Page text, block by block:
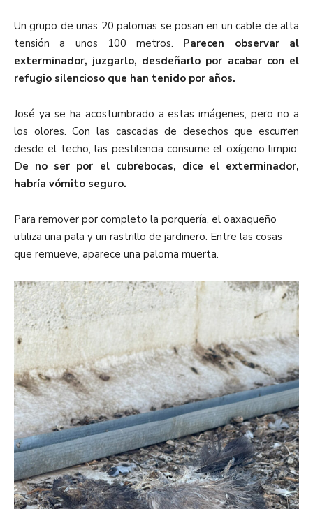
Un grupo de unas 20 palomas se posan en un cable de alta
tensión a unos 100 metros. Parecen observar al
exterminador, juzgarlo, desdeñarlo por acabar con el
refugio silencioso que han tenido por años.
José ya se ha acostumbrado a estas imágenes, pero no a
los olores. Con las cascadas de desechos que escurren
desde el techo, las pestilencia consume el oxígeno limpio.
De no ser por el cubrebocas, dice el exterminador,
habría vómito seguro.
Para remover por completo la porquería, el oaxaqueño
utiliza una pala y un rastrillo de jardinero. Entre las cosas
que remueve, aparece una paloma muerta.